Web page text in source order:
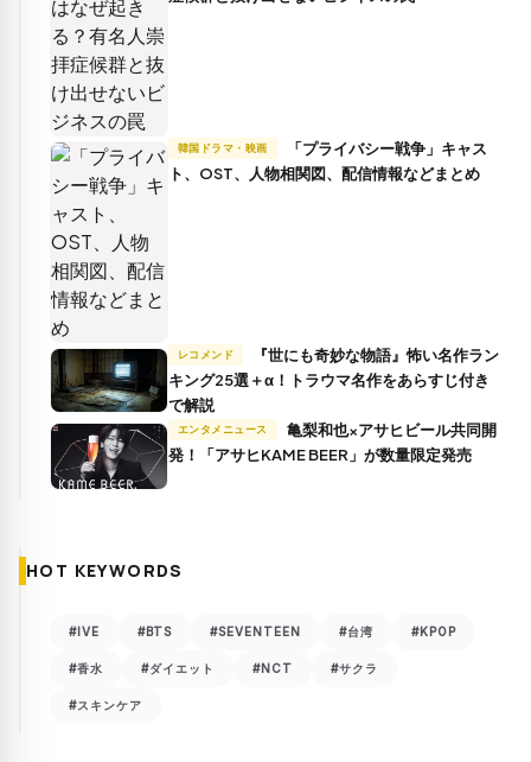
韓国ドラマ・映画
ト、OST、人物相関図、配信情報などまとめ
レコメンド
キング25選＋α！トラウマ名作をあらすじ付き
で解説
エンタメニュース
発！「アサヒKAME BEER」が数量限定発売
HOT KEYWORDS
#IVE #BTS #SEVENTEEN #台湾 #KPOP
#香水 #ダイエット #NCT #サクラ
#スキンケア